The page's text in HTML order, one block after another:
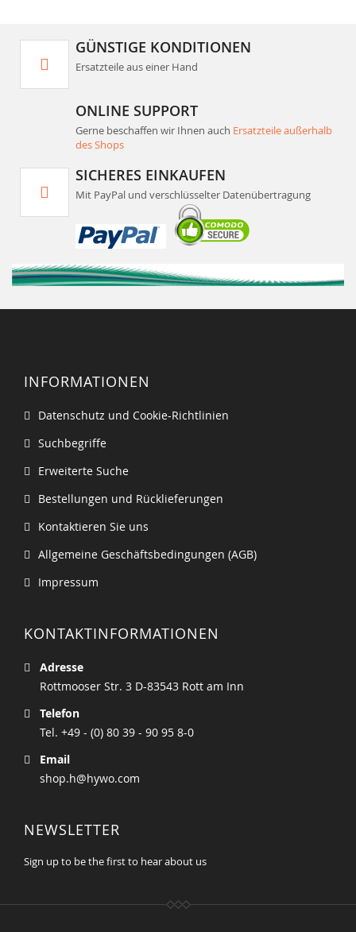
GÜNSTIGE KONDITIONEN
Ersatzteile aus einer Hand
ONLINE SUPPORT
Gerne beschaffen wir Ihnen auch Ersatzteile außerhalb
des Shops
SICHERES EINKAUFEN
Mit PayPal und verschlüsselter Datenübertragung
INFORMATIONEN
Datenschutz und Cookie-Richtlinien
Suchbegriffe
Erweiterte Suche
Bestellungen und Rücklieferungen
Kontaktieren Sie uns
Allgemeine Geschäftsbedingungen (AGB)
Impressum
KONTAKTINFORMATIONEN
Adresse
Rottmooser Str. 3 D-83543 Rott am Inn
Telefon
Tel. +49 - (0) 80 39 - 90 95 8-0
Email
shop.h@hywo.com
NEWSLETTER
Sign up to be the first to hear about us